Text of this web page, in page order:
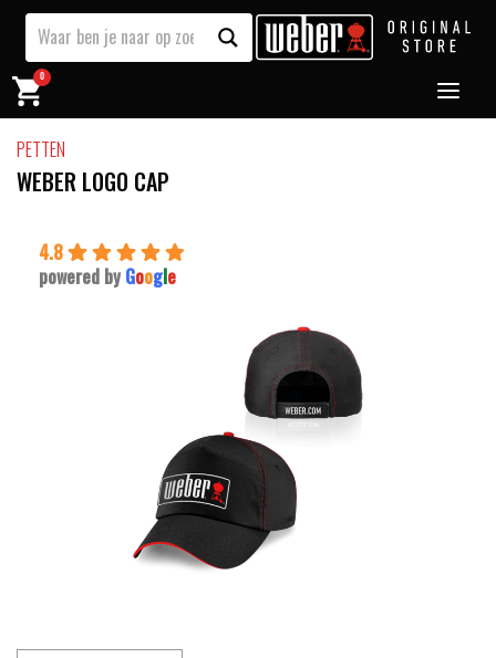
0
PETTEN
WEBER LOGO CAP
4.8
powered by Google